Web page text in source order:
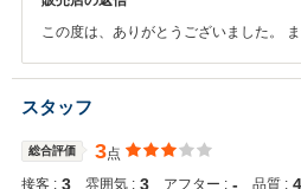
この度は、ありがとうございました。
まる、キャラバンライフをお楽しみく
は、お気軽にお立ち寄り近況等をお聞か
付き合いよろしくお願い致します。
スタッフ
総合評価 3点
接客 : 3 雰囲気 : 3 アフター : ‐ 品質 : 4